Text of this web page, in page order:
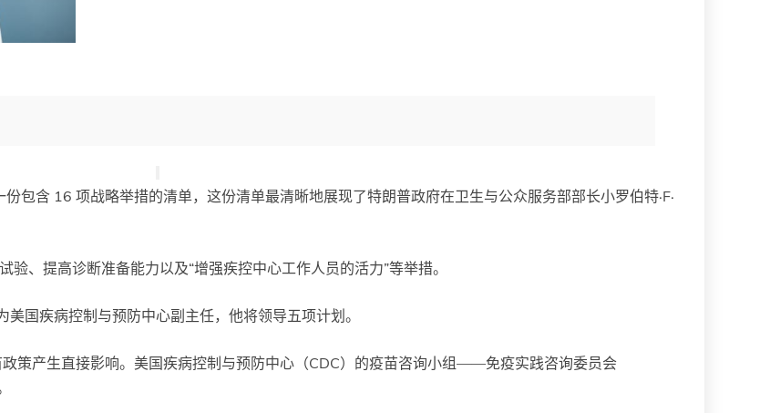
包含 16 项战略举措的清单，这份清单最清晰地展现了特朗普政府在卫生与公众服务部部长小罗伯特·F·
验、提高诊断准备能力以及“增强疾控中心工作人员的活力”等举措。
国疾病控制与预防中心副主任，他将领导五项计划。
策产生直接影响。美国疾病控制与预防中心（CDC）的疫苗咨询小组——免疫实践咨询委员会